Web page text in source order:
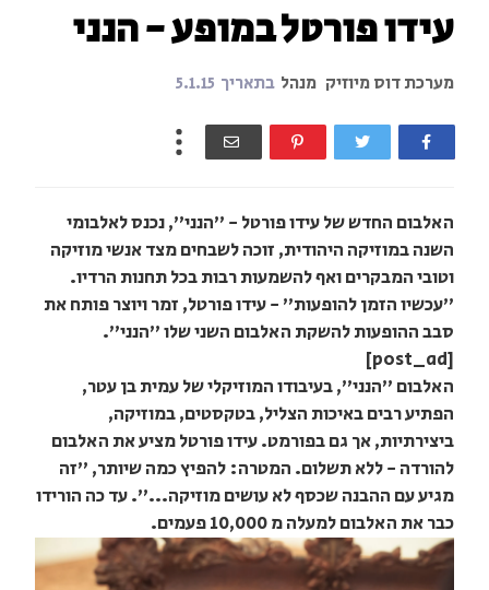
עידו פורטל במופע - הנני
מערכת דוס מיוזיק מנהל בתאריך 5.1.15
האלבום החדש של עידו פורטל - "הנני", נכנס לאלבומי
השנה במוזיקה היהודית, זוכה לשבחים מצד אנשי מוזיקה
וטובי המבקרים ואף להשמעות רבות בכל תחנות הרדיו.
"עכשיו הזמן להופעות" - עידו פורטל, זמר ויוצר פותח את
סבב ההופעות להשקת האלבום השני שלו "הנני".
[post_ad]
האלבום "הנני", בעיבודו המוזיקלי של עמית בן עטר,
הפתיע רבים באיכות הצליל, בטקסטים, במוזיקה,
ביצירתיות, אך גם בפורמט. עידו פורטל מציע את האלבום
להורדה - ללא תשלום. המטרה: להפיץ כמה שיותר, "זה
מגיע עם ההבנה שכסף לא עושים מוזיקה...". עד כה הורידו
כבר את האלבום למעלה מ 10,000 פעמים.